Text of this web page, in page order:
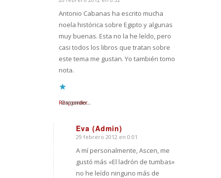
Dice:
Antonio Cabanas ha escrito mucha
noela histórica sobre Egipto y algunas
muy buenas. Esta no la he leído, pero
casi todos los libros que tratan sobre
este tema me gustan. Yo también tomo
nota.
Cargando...
Responder
Eva (Admin)
Dice:
29 febrero 2012 en 0:01
A mí personalmente, Ascen, me
gustó más «El ladrón de tumbas»
no he leído ninguno más de